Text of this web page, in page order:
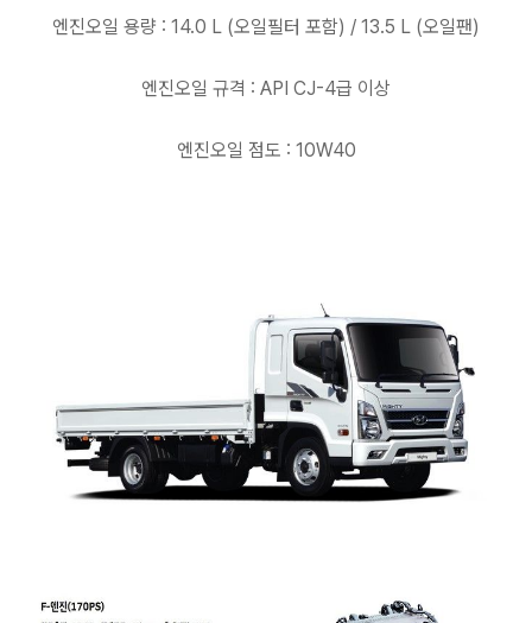
엔진오일 용량 : 14.0 L (오일필터 포함) / 13.5 L (오일팬)
엔진오일 규격 : API CJ-4급 이상
엔진오일 점도 : 10W40